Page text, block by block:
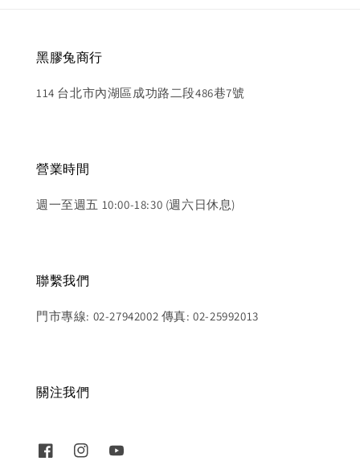
黑膠兔商行
114 台北市內湖區成功路二段486巷7號
營業時間
週一至週五 10:00-18:30 (週六日休息)
聯繫我們
門市專線: 02-27942002 傳真: 02-25992013
關注我們